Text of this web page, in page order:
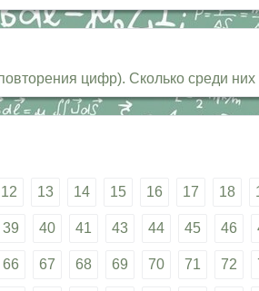
цифр). Сколько среди
12 13 14 15 16 17 18
39 40 41 43 44 45 46
66 67 68 69 70 71 72